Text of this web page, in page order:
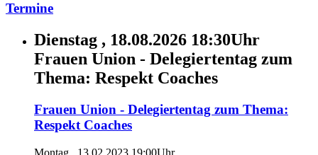
Termine
Dienstag , 18.08.2026 18:30Uhr
Frauen Union - Delegiertentag zum
Thema: Respekt Coaches
Frauen Union - Delegiertentag zum Thema:
Respekt Coaches
Montag , 13.02.2023 19:00Uhr